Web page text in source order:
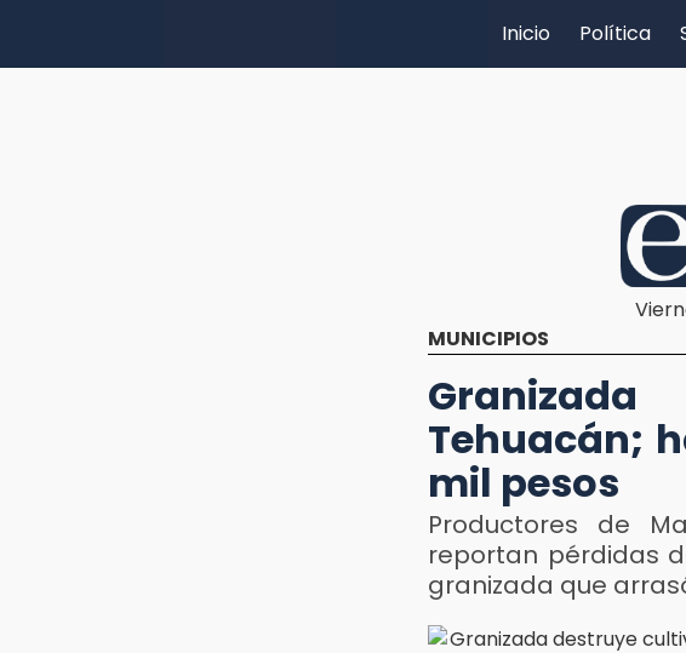
Inicio Política
MUNICIPIOS
Tehuacán;
mil pesos
Productores de
reportan pérdidas
granizada que